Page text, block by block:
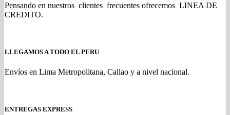
Pensando en nuestros clientes frecuentes ofrecemos LINEA DE
CREDITO.
LLEGAMOS A TODO EL PERU
Envíos en Lima Metropolitana, Callao y a nivel nacional.
ENTREGAS EXPRESS